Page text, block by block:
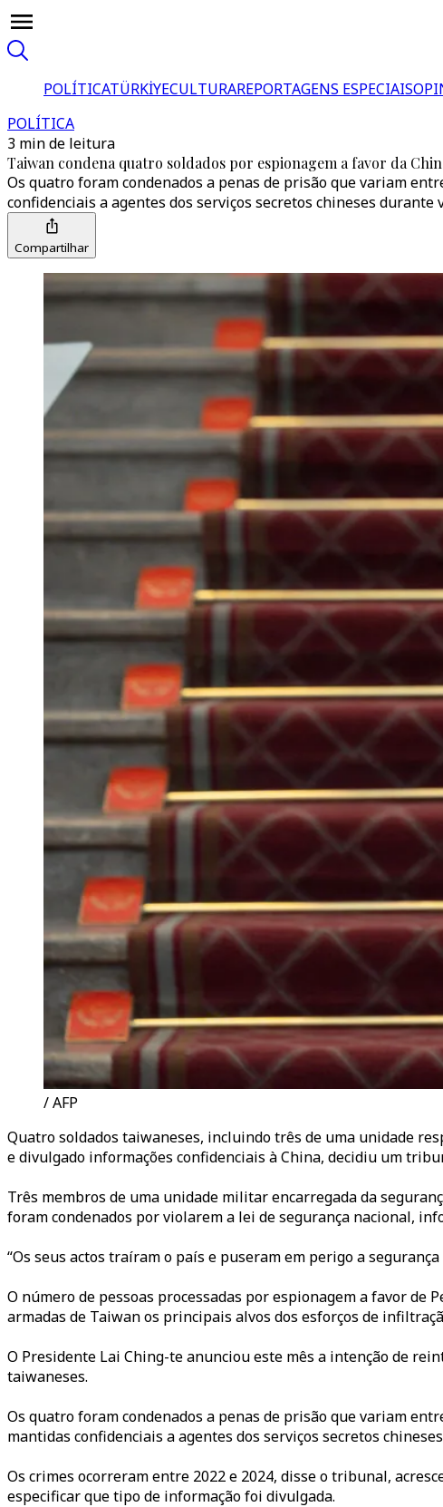
POLÍTICATÜRKİYECULTURAREPORTAGENS ESPECIAIS
POLÍTICA
3 min de leitura
Taiwan condena quatro soldados por espionagem a favor da
Os quatro foram condenados a penas de prisão que variam
confidenciais a agentes dos serviços secretos chineses durante
Compartilhar
/ AFP
Quatro soldados taiwaneses, incluindo três de uma unidade
e divulgado informações confidenciais à China, decidiu um
Três membros de uma unidade militar encarregada da
foram condenados por violarem a lei de segurança nacional,
“Os seus actos traíram o país e puseram em perigo a
O número de pessoas processadas por espionagem a favor
armadas de Taiwan os principais alvos dos esforços de
O Presidente Lai Ching-te anunciou este mês a intenção de
taiwaneses.
Os quatro foram condenados a penas de prisão que variam
mantidas confidenciais a agentes dos serviços secretos
Os crimes ocorreram entre 2022 e 2024, disse o tribunal,
especificar que tipo de informação foi divulgada.